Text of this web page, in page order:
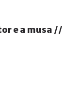
ea musa //